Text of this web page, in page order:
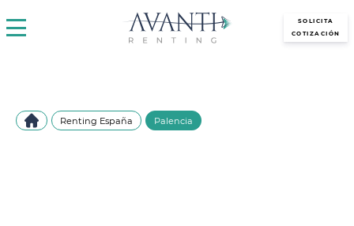
SOLICITA
COTIZACIÓN
Renting España Palencia